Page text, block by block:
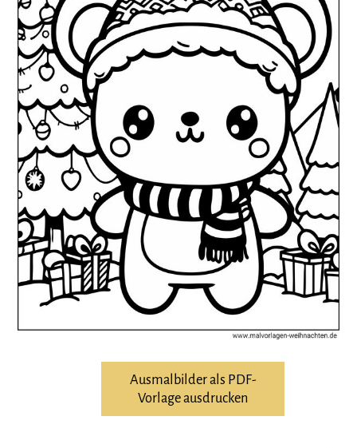
Ausmalbilder als PDF-
Vorlage ausdrucken